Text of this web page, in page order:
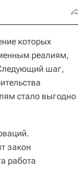
которых
реалиям,
шаг,
стало выгодно
закон
работа